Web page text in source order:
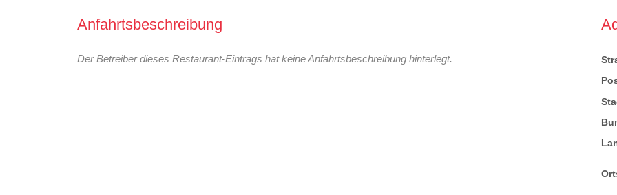
Anfahrtsbeschreibung
Der Betreiber dieses Restaurant-Eintrags hat keine Anfahrtsbeschreibung hinterlegt.